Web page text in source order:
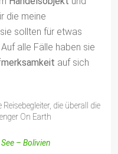
die meine
sollten für etwas
alle Fälle haben sie
auf sich
– Bolivien